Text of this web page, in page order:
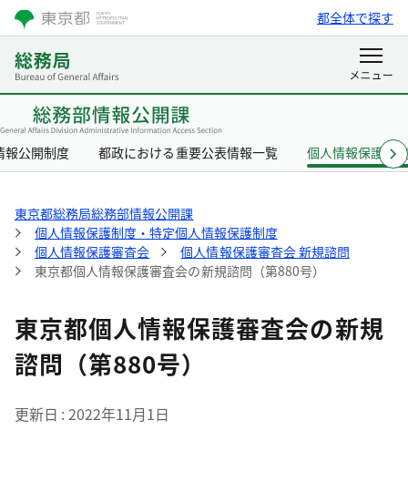
都全体で探す
報公開制度 都政における重要公表情報一覧 個人情報保護制
東京都総務局総務部情報公開課
個人情報保護制度・特定個人情報保護制度
個人情報保護審査会
個人情報保護審査会 新規諮問
東京都個人情報保護審査会の新規諮問（第880号）
東京都個人情報保護審査会の新規
諮問（第880号）
更新日 2022年11月1日